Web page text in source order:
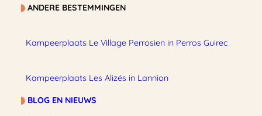
ANDERE BESTEMMINGEN
Kampeerplaats Le Village Perrosien in Perros Guirec
Kampeerplaats Les Alizés in Lannion
BLOG EN NIEUWS